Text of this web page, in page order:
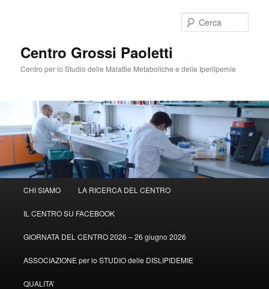
Centro Grossi Paoletti
Centro per lo Studio delle Malattie Metaboliche e delle Iperlipemie
principale
Vai
al
contenuto
CHI SIAMO LA RICERCA DEL CENTRO
IL CENTRO SU FACEBOOK
GIORNATA DEL CENTRO 2026 – 26 giugno 2026
ASSOCIAZIONE per lo STUDIO delle DISLIPIDEMIE
QUALITA’